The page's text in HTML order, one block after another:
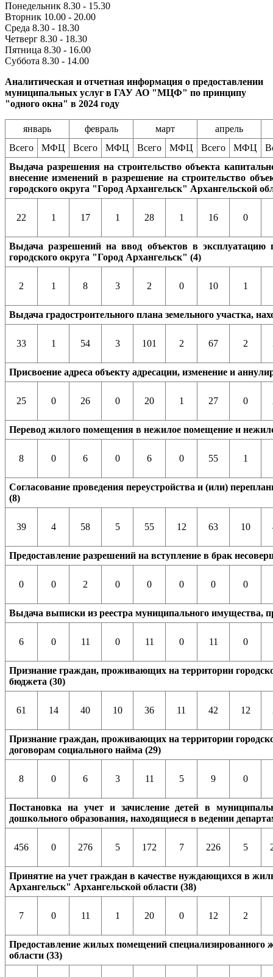
Понедельник 8.30 - 15.30
Вторник 10.00 - 20.00
Среда 8.30 - 18.30
Четверг 8.30 - 18.30
Пятница 8.30 - 16.00
Суббота 8.30 - 14.00
Аналитическая и отчетная информация о предоставлении
муниципальных услуг в ГАУ АО "МЦФ" по принципу
"одного окна" в 2024 году
январь февраль март
апрель
Всего
МФЦ Всего МФЦ Всего МФЦ Всего МФЦ
Выдача разрешения на строительство объекта
внесение изменений в разрешение на строительство
городского округа "Город Архангельск" Архангельской
22 1 17 1 28 1 16 0
Выдача разрешений на ввод объектов в эксплуатацию
городского округа "Город Архангельск" (4)
2 1 8 3 2 0 10 1
Выдача градостроительного плана земельного участка,
33 1 54 3 101 2 67 2
Присвоение адреса объекту адресации, изменение и
25 0 26 0 20 1 27 0
Перевод жилого помещения в нежилое помещение и
8 0 6 0 6 0 55 1
Согласование проведения переустройства и (или)
(8)
39 4 58 5 55 12 63 10
Предоставление разрешений на вступление в брак
0 0 2 0 0 0 0 0
Выдача выписки из реестра муниципального имущества,
6 0 11 0 11 0 11 0
Признание граждан, проживающих на территории
бюджета (30)
61 14 40 10 36 11 42 12
Признание граждан, проживающих на территории
договорам социального найма (29)
8 0 6 3 11 5 9 0
Постановка на учет и зачисление детей в
дошкольного образования, находящиеся в ведении
456 0 276 5 172 7 226 5
Принятие на учет граждан в качестве нуждающихся в
Архангельск" Архангельской области (38)
7 0 11 1 20 0 12 2
Предоставление жилых помещений специализированного
области (33)